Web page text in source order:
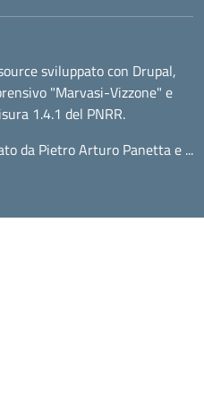
sviluppato con Drupal,
"Marvasi-Vizzone" e
1.4.1 del PNRR.
da Pietro Arturo Panetta e ...